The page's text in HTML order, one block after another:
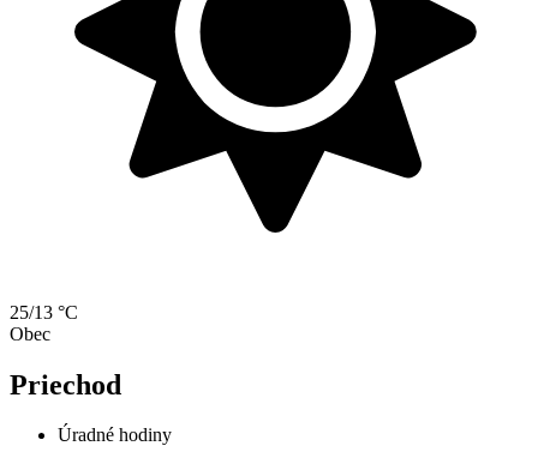
25/13 °C
Obec
Priechod
Úradné hodiny